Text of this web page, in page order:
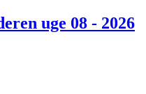
uge 08 - 2026